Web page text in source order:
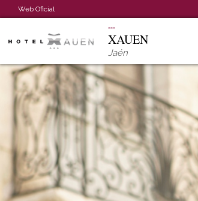
Web Oficial
XAUEN
Jaén